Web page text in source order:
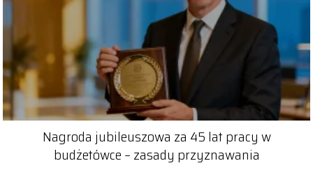
Nagroda jubileuszowa za 45 lat pracy w
budżetówce – zasady przyznawania